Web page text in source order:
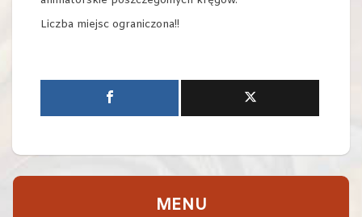
Liczba miejsc ograniczona!!
MENU